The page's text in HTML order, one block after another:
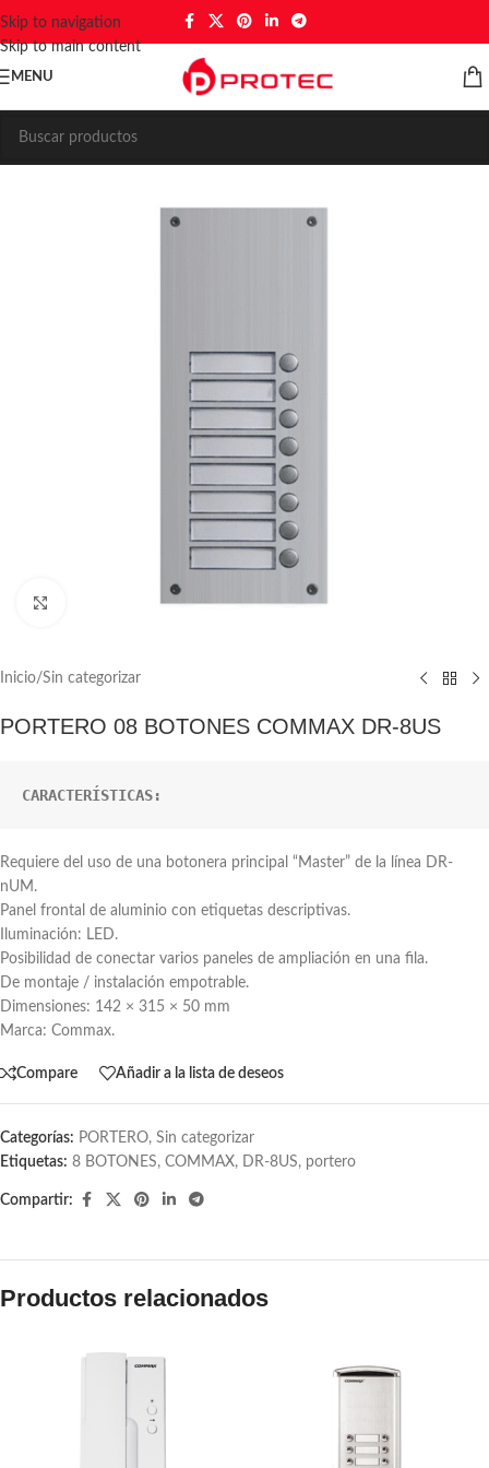
Skip to navigation
Skip to main content
MENU
Click to enlarge
Inicio/Sin categorizar
PORTERO 08 BOTONES COMMAX DR-8US
CARACTERÍSTICAS:
Requiere del uso de una botonera principal “Master” de la línea DR-
nUM.
Panel frontal de aluminio con etiquetas descriptivas.
Iluminación: LED.
Posibilidad de conectar varios paneles de ampliación en una fila.
De montaje / instalación empotrable.
Dimensiones: 142 × 315 × 50 mm
Marca: Commax.
Compare Añadir a la lista de deseos
Categorías: PORTERO, Sin categorizar
Etiquetas: 8 BOTONES, COMMAX, DR-8US, portero
Compartir:
Productos relacionados